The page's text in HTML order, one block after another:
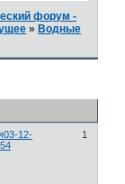
форум -
» Водные
1
03-12-